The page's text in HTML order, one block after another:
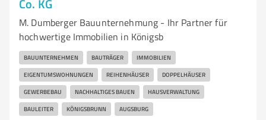
Co. KG
M. Dumberger Bauunternehmung - Ihr Partner für
hochwertige Immobilien in Königsb
BAUUNTERNEHMEN BAUTRÄGER IMMOBILIEN
EIGENTUMSWOHNUNGEN REIHENHÄUSER DOPPELHÄUSER
GEWERBEBAU NACHHALTIGES BAUEN HAUSVERWALTUNG
BAULEITER KÖNIGSBRUNN AUGSBURG